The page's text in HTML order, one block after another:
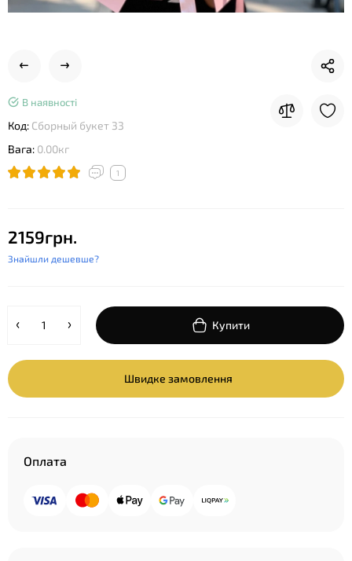
В наявності
Код: Сборный букет 33
Вага: 0.00кг
1
2159грн.
Знайшли дешевше?
Купити
Швидке замовлення
Оплата